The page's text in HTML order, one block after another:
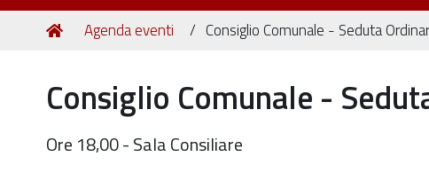
Tu
Home
Agenda eventi Consiglio Comunale - Seduta
Consiglio Comunale -
Ore 18,00 - Sala Consiliare